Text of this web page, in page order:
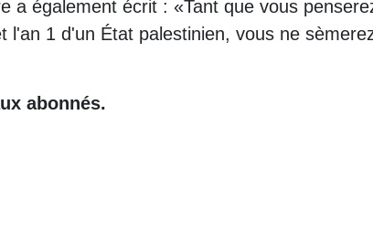
a également écrit : «Tant que vous
l'an 1 d'un État palestinien, vous ne
abonnés.